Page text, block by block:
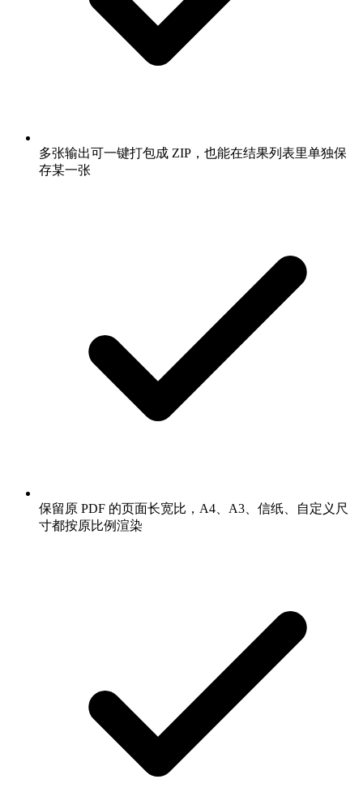
多张输出可一键打包成 ZIP，也能在结果列表里单独保
存某一张
保留原 PDF 的页面长宽比，A4、A3、信纸、自定义尺
寸都按原比例渲染